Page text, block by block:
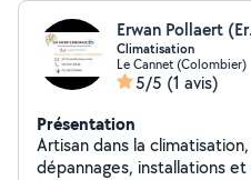
Erwan Pollaert
Climatisation
Le Cannet (Colombier)
5/5 (1 avis)
Présentation
Artisan dans la
dépannages, installations